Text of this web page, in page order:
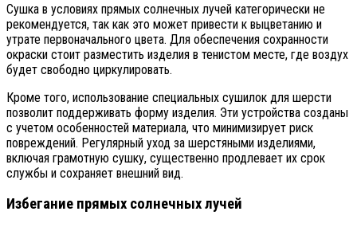
Сушка в условиях прямых солнечных лучей категорически не
рекомендуется, так как это может привести к выцветанию и
утрате первоначального цвета. Для обеспечения сохранности
окраски стоит разместить изделия в тенистом месте, где воздух
будет свободно циркулировать.
Кроме того, использование специальных сушилок для шерсти
позволит поддерживать форму изделия. Эти устройства созданы
с учетом особенностей материала, что минимизирует риск
повреждений. Регулярный уход за шерстяными изделиями,
включая грамотную сушку, существенно продлевает их срок
службы и сохраняет внешний вид.
Избегание прямых солнечных лучей